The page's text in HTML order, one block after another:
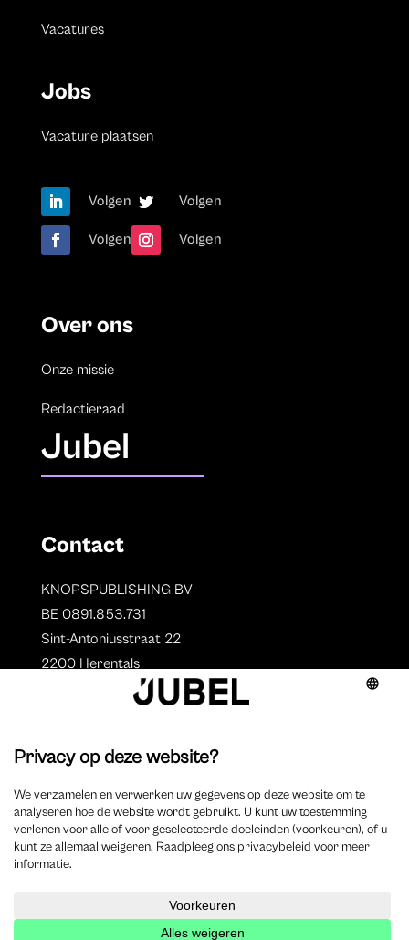
Vacatures
Jobs
Vacature plaatsen
Volgen Volgen
Volgen Volgen
Over ons
Onze missie
Redactieraad
Jubel
Contact
KNOPSPUBLISHING BV
BE 0891.853.731
Sint-Antoniusstraat 22
2200 Herentals
Auteurs
Overzicht auteurs
Auteur worden?
2025 Jubel – Webdesign byWisemen